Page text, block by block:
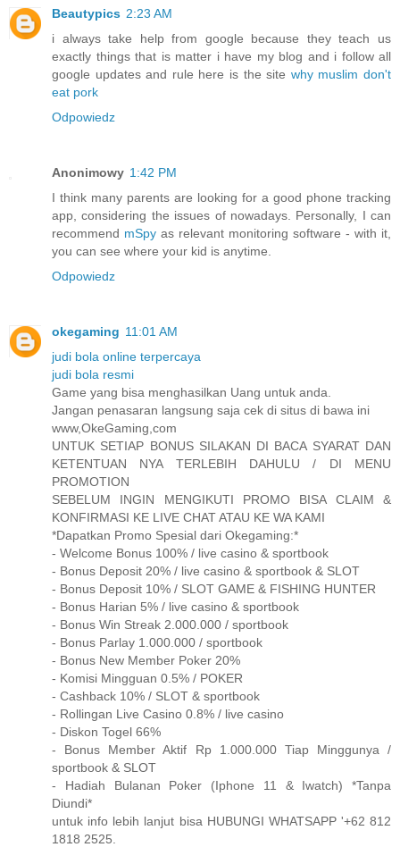
Beautypics 2:23 AM
i always take help from google because they teach us
exactly things that is matter i have my blog and i follow all
google updates and rule here is the site why muslim don't
eat pork
Odpowiedz
Anonimowy 1:42 PM
I think many parents are looking for a good phone tracking
app, considering the issues of nowadays. Personally, I can
recommend mSpy as relevant monitoring software - with it,
you can see where your kid is anytime.
Odpowiedz
okegaming 11:01 AM
judi bola online terpercaya
judi bola resmi
Game yang bisa menghasilkan Uang untuk anda.
Jangan penasaran langsung saja cek di situs di bawa ini
www,OkeGaming,com
UNTUK SETIAP BONUS SILAKAN DI BACA SYARAT DAN
KETENTUAN NYA TERLEBIH DAHULU / DI MENU
PROMOTION
SEBELUM INGIN MENGIKUTI PROMO BISA CLAIM &
KONFIRMASI KE LIVE CHAT ATAU KE WA KAMI
*Dapatkan Promo Spesial dari Okegaming:*
- Welcome Bonus 100% / live casino & sportbook
- Bonus Deposit 20% / live casino & sportbook & SLOT
- Bonus Deposit 10% / SLOT GAME & FISHING HUNTER
- Bonus Harian 5% / live casino & sportbook
- Bonus Win Streak 2.000.000 / sportbook
- Bonus Parlay 1.000.000 / sportbook
- Bonus New Member Poker 20%
- Komisi Mingguan 0.5% / POKER
- Cashback 10% / SLOT & sportbook
- Rollingan Live Casino 0.8% / live casino
- Diskon Togel 66%
- Bonus Member Aktif Rp 1.000.000 Tiap Minggunya /
sportbook & SLOT
- Hadiah Bulanan Poker (Iphone 11 & Iwatch) *Tanpa
Diundi*
untuk info lebih lanjut bisa HUBUNGI WHATSAPP '+62 812
1818 2525.